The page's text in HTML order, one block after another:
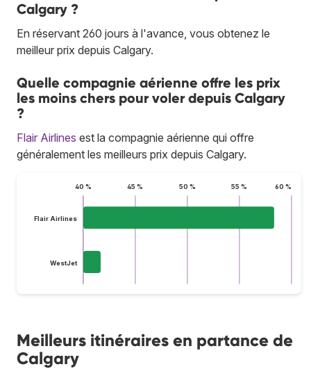
Calgary ?
En réservant 260 jours à l'avance, vous obtenez le
meilleur prix depuis Calgary.
Quelle compagnie aérienne offre les prix
les moins chers pour voler depuis Calgary
?
Flair Airlines est la compagnie aérienne qui offre
généralement les meilleurs prix depuis Calgary.
40 % 45 % 50 % 55 % 60 %
Flair Airlines
WestJet
Meilleurs itinéraires en partance de
Calgary